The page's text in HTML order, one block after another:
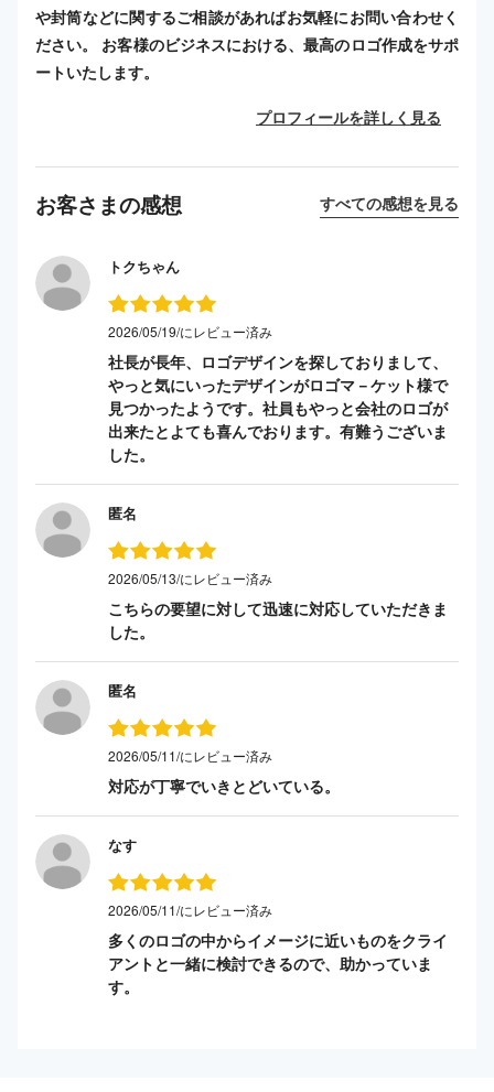
や封筒などに関するご相談があればお気軽にお問い合わせく
ださい。 お客様のビジネスにおける、最高のロゴ作成をサポ
ートいたします。
プロフィールを詳しく見る
お客さまの感想 すべての感想を見る
トクちゃん
2026/05/19/にレビュー済み
社長が長年、ロゴデザインを探しておりまして、
やっと気にいったデザインがロゴマ－ケット様で
見つかったようです。社員もやっと会社のロゴが
出来たとよても喜んでおります。有難うございま
した。
匿名
2026/05/13/にレビュー済み
こちらの要望に対して迅速に対応していただきま
した。
匿名
2026/05/11/にレビュー済み
対応が丁寧でいきとどいている。
なす
2026/05/11/にレビュー済み
多くのロゴの中からイメージに近いものをクライ
アントと一緒に検討できるので、助かっていま
す。